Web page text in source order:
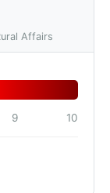
Affairs
9 10